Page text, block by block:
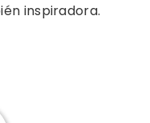
inspiradora.